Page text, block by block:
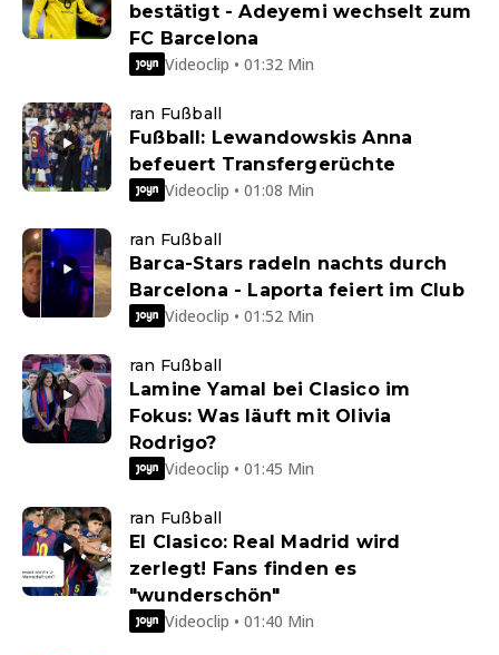
bestätigt - Adeyemi wechselt zum
FC Barcelona
Videoclip • 01:32 Min
ran Fußball
Fußball: Lewandowskis Anna
befeuert Transfergerüchte
Videoclip • 01:08 Min
ran Fußball
Barca-Stars radeln nachts durch
Barcelona - Laporta feiert im Club
Videoclip • 01:52 Min
ran Fußball
Lamine Yamal bei Clasico im
Fokus: Was läuft mit Olivia
Rodrigo?
Videoclip • 01:45 Min
ran Fußball
El Clasico: Real Madrid wird
zerlegt! Fans finden es
"wunderschön"
Videoclip • 01:40 Min